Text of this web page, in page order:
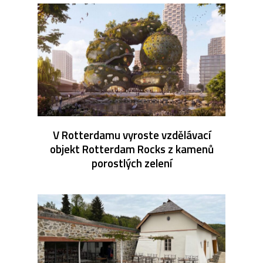
V Rotterdamu vyroste vzdělávací
objekt Rotterdam Rocks z kamenů
porostlých zelení